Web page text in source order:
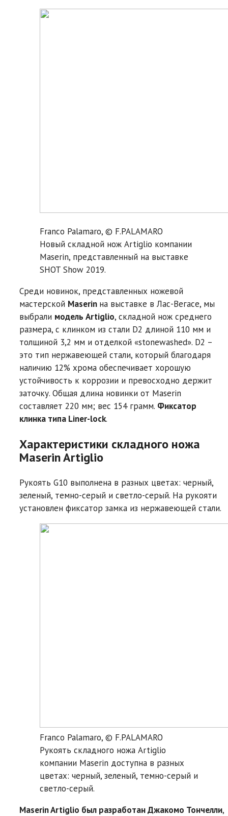
Franco Palamaro, © F.PALAMARO
Новый складной нож Artiglio компании
Maserin, представленный на выставке
SHOT Show 2019.
Среди новинок, представленных ножевой
мастерской Maserin на выставке в Лас-Вегасе, мы
выбрали модель Artiglio, складной нож среднего
размера, с клинком из стали D2 длиной 110 мм и
толщиной 3,2 мм и отделкой «stonewashed». D2 –
это тип нержавеющей стали, который благодаря
наличию 12% хрома обеспечивает хорошую
устойчивость к коррозии и превосходно держит
заточку. Общая длина новинки от Maserin
составляет 220 мм; вес 154 грамм. Фиксатор
клинка типа Liner-lock.
Характеристики складного ножа
Maserin Artiglio
Рукоять G10 выполнена в разных цветах: черный,
зеленый, темно-серый и светло-серый. На рукояти
установлен фиксатор замка из нержавеющей стали.
Franco Palamaro, © F.PALAMARO
Рукоять складного ножа Artiglio
компании Maserin доступна в разных
цветах: черный, зеленый, темно-серый и
светло-серый.
Maserin Artiglio был разработан Джакомо Тончелли,